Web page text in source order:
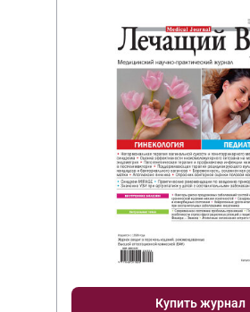
Купить журнал